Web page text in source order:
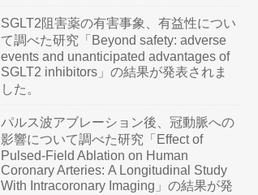
SGLT2阻害薬の有害事象、有益性につい
て調べた研究「Beyond safety: adverse
events and unanticipated advantages of
SGLT2 inhibitors」の結果が発表されま
した。
パルス波アブレーション後、冠動脈への
影響について調べた研究「Effect of
Pulsed-Field Ablation on Human
Coronary Arteries: A Longitudinal Study
With Intracoronary Imaging」の結果が発